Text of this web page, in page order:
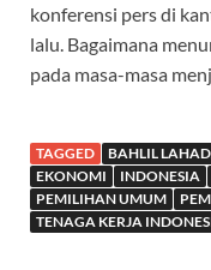
konferensi pers di
lalu. Bagaimana
pada masa-masa
TAGGED BAHLIL
EKONOMI
INDONESIA
PEMILIHAN UMUM
TENAGA KERJA